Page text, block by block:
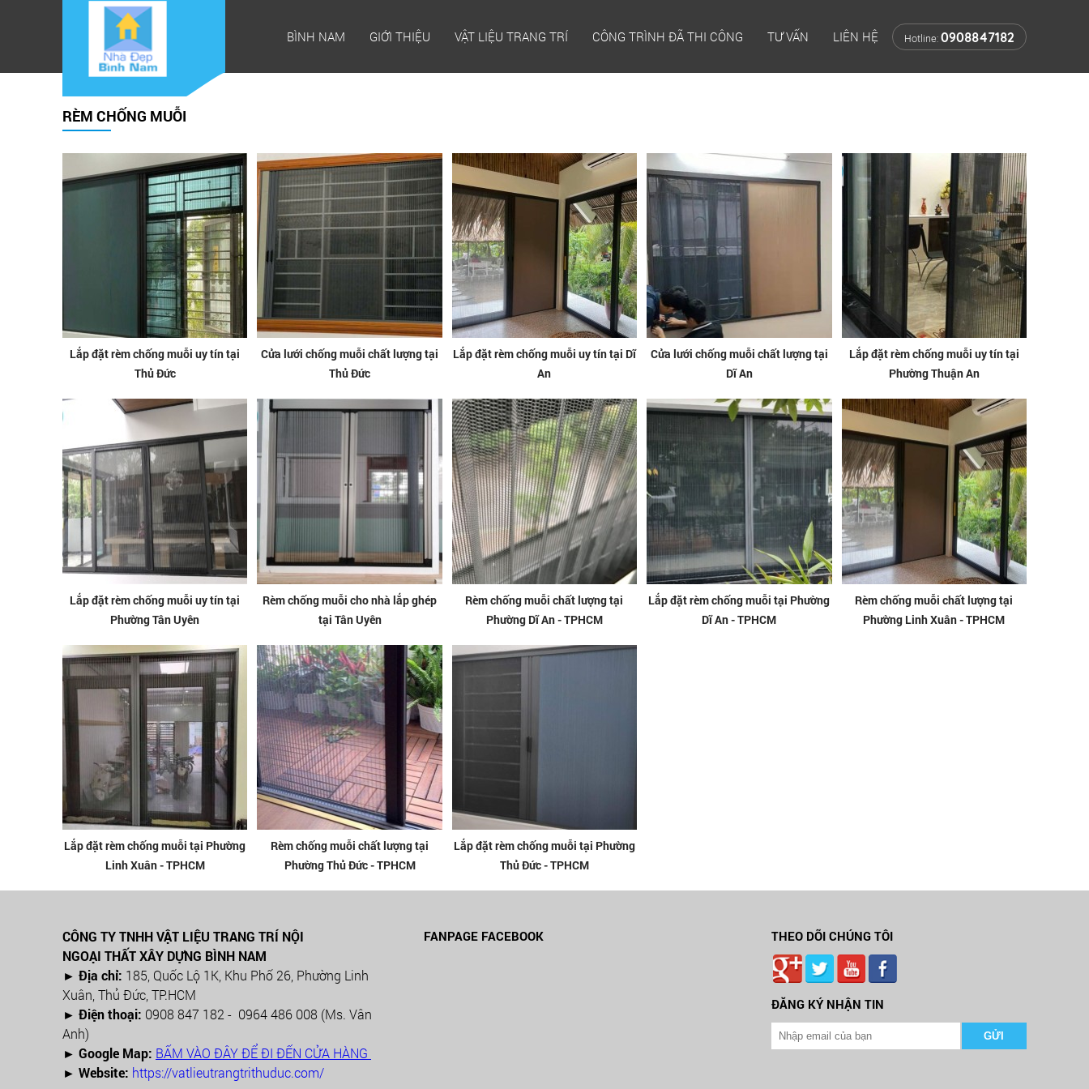
BÌNH NAM GIỚI THIỆU VẬT LIỆU TRANG TRÍ CÔNG TRÌNH ĐÃ THI CÔNG TƯ VẤN LIÊN HỆ Hotline: 0908847182
RÈM CHỐNG MUỖI
Lắp đặt rèm chống muỗi uy tín tại
Thủ Đức
Cửa lưới chống muỗi chất lượng tại
Thủ Đức
Lắp đặt rèm chống muỗi uy tín tại Dĩ
An
Cửa lưới chống muỗi chất lượng tại
Dĩ An
Lắp đặt rèm chống muỗi uy tín tại
Phường Thuận An
Lắp đặt rèm chống muỗi uy tín tại
Phường Tân Uyên
Rèm chống muỗi cho nhà lắp ghép
tại Tân Uyên
Rèm chống muỗi chất lượng tại
Phường Dĩ An - TPHCM
Lắp đặt rèm chống muỗi tại Phường
Dĩ An - TPHCM
Rèm chống muỗi chất lượng tại
Phường Linh Xuân - TPHCM
Lắp đặt rèm chống muỗi tại Phường
Linh Xuân - TPHCM
Rèm chống muỗi chất lượng tại
Phường Thủ Đức - TPHCM
Lắp đặt rèm chống muỗi tại Phường
Thủ Đức - TPHCM
CÔNG TY TNHH VẬT LIỆU TRANG TRÍ NỘI
NGOẠI THẤT XÂY DỰNG BÌNH NAM
► Địa chỉ: 185, Quốc Lộ 1K, Khu Phố 26, Phường Linh
Xuân, Thủ Đức, TP.HCM
► Điện thoại: 0908 847 182 - 0964 486 008 (Ms. Vân
Anh)
► Google Map: BẤM VÀO ĐÂY ĐỂ ĐI ĐẾN CỬA HÀNG
► Website: https://vatlieutrangtrithuduc.com/
FANPAGE FACEBOOK THEO DÕI CHÚNG TÔI
ĐĂNG KÝ NHẬN TIN